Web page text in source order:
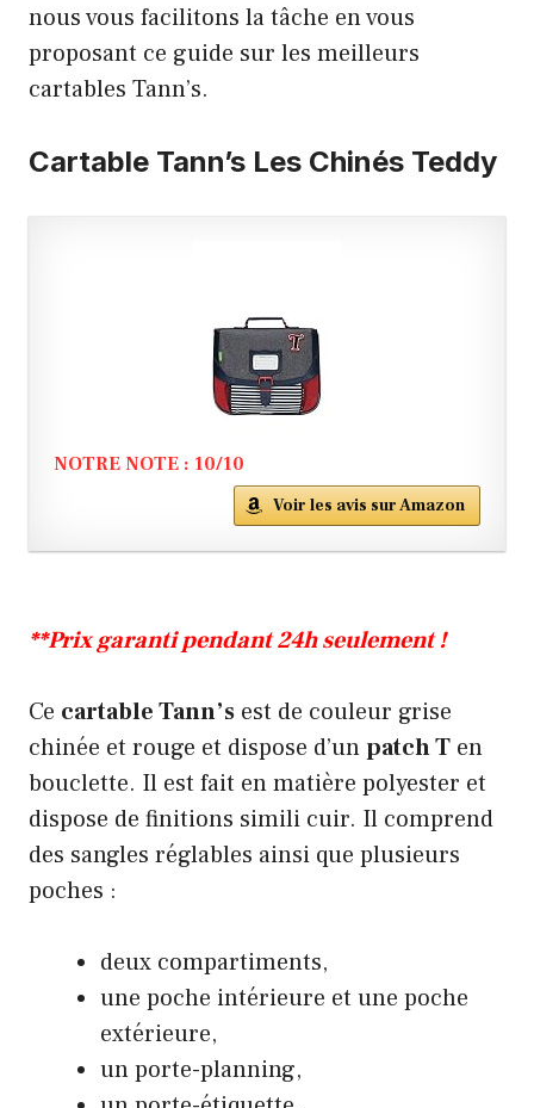
nous vous facilitons la tâche en vous
proposant ce guide sur les meilleurs
cartables Tann’s.
Cartable Tann’s Les Chinés Teddy
NOTRE NOTE : 10/10
Voir les avis sur Amazon
**Prix garanti pendant 24h seulement !
Ce cartable Tann’s est de couleur grise
chinée et rouge et dispose d’unpatch T en
bouclette. Il est fait en matière polyester et
dispose de finitions simili cuir. Il comprend
des sangles réglables ainsi que plusieurs
poches :
deux compartiments,
une poche intérieure et une poche
extérieure,
un porte-planning,